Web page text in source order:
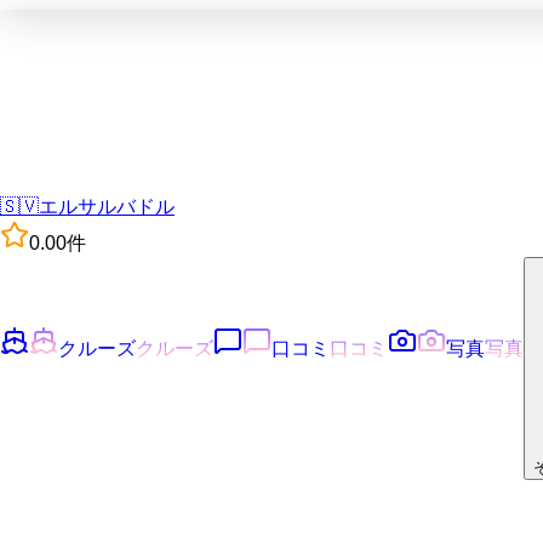
🇸🇻エルサルバドル
0.00件
クルーズクルーズ 口コミ 口コミ 写真写真